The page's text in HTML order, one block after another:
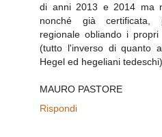
di anni 2013 e 2014 ma
nonché già certificata,
regionale obliando i propri
(tutto l'inverso di quanto
Hegel ed hegeliani tedeschi).
MAURO PASTORE
Rispondi